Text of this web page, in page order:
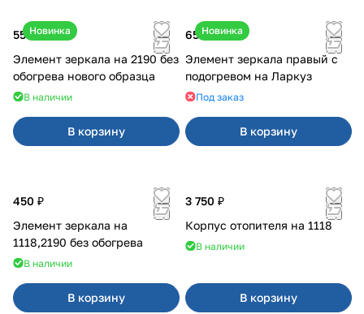
Новинка
550 ₽
Элемент зеркала на 2190 без
обогрева нового образца
В наличии
В корзину
Новинка
650 ₽
Элемент зеркала правый с
подогревом на Ларкуз
Под заказ
В корзину
450 ₽
Элемент зеркала на
1118,2190 без обогрева
В наличии
В корзину
3 750 ₽
Корпус отопителя на 1118
В наличии
В корзину